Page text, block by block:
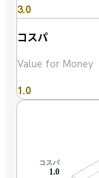
3.0
コスパ
Value for Money
1.0
コスパ
1.0